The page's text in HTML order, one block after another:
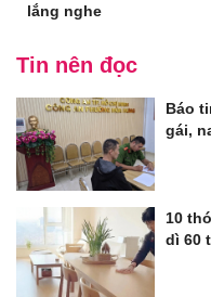
lắng nghe
Tin nên đọc
Báo
gái,
10
dì 60